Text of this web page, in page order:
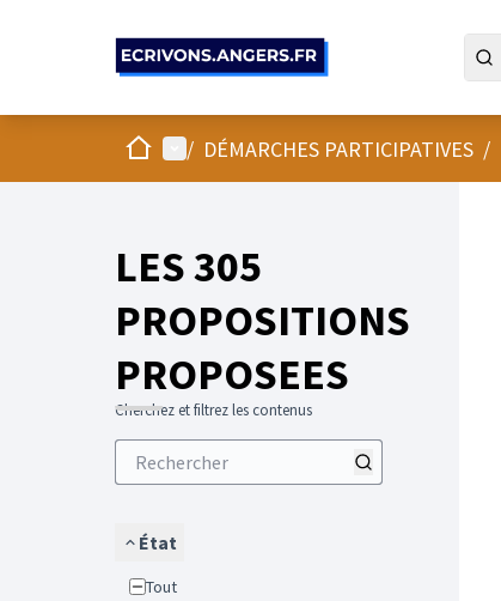
AccueilMenu principal
/ DÉMARCHES PARTICIPATIVES /
LES 305
PROPOSITIONS
PROPOSEES
Cherchez et filtrez les contenus
État
Tout